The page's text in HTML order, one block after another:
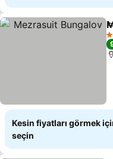
4
Kesin fiyatları görmek
seçin